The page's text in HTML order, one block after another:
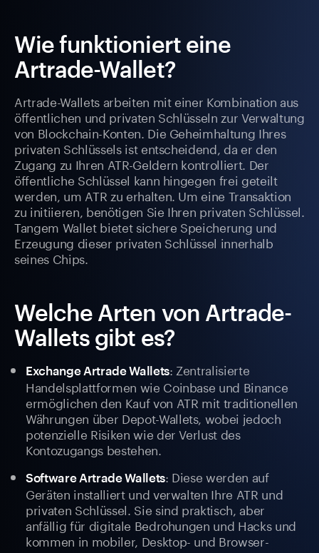
Wie funktioniert eine
Artrade-Wallet?
Artrade-Wallets arbeiten mit einer Kombination aus
öffentlichen und privaten Schlüsseln zur Verwaltung
von Blockchain-Konten. Die Geheimhaltung Ihres
privaten Schlüssels ist entscheidend, da er den
Zugang zu Ihren ATR-Geldern kontrolliert. Der
öffentliche Schlüssel kann hingegen frei geteilt
werden, um ATR zu erhalten. Um eine Transaktion
zu initiieren, benötigen Sie Ihren privaten Schlüssel.
Tangem Wallet bietet sichere Speicherung und
Erzeugung dieser privaten Schlüssel innerhalb
seines Chips.
Welche Arten von Artrade-
Wallets gibt es?
Exchange Artrade Wallets: Zentralisierte
Handelsplattformen wie Coinbase und Binance
ermöglichen den Kauf von ATR mit traditionellen
Währungen über Depot-Wallets, wobei jedoch
potenzielle Risiken wie der Verlust des
Kontozugangs bestehen.
Software Artrade Wallets: Diese werden auf
Geräten installiert und verwalten Ihre ATR und
privaten Schlüssel. Sie sind praktisch, aber
anfällig für digitale Bedrohungen und Hacks und
kommen in mobiler, Desktop- und Browser-